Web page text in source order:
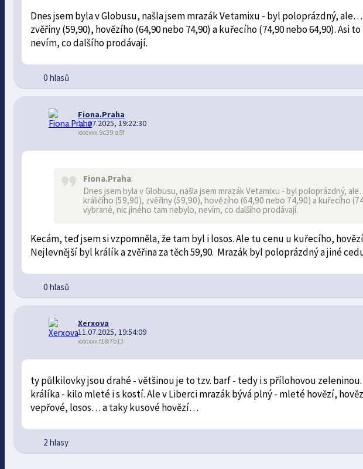
Dnes jsem byla v Globusu, našla jsem mrazák Vetamixu - byl poloprázdný,
zvěřiny (59,90), hovězího (64,90 nebo 74,90) a kuřecího (74,90 nebo 64,90). Asi
nevím, co dalšího prodávají.
0 hlasů
Fiona.Praha
11.07.2025, 19:22:30
xxx:xxx.9c39:a5f
Fiona.Praha:
Dnes jsem byla v Globusu, našla jsem mrazák Vetamixu - byl poloprázdný,
králičího (59,90), zvěřiny (59,90), hovězího (64,90 nebo 74,90) a kuřecího
vybrané, nic jiného tam nebylo, nevím, co dalšího prodávají.
Kecám, teď jsem si vzpomněla, že tam byl i losos. Ale tu cenu u kuřecího,
Nejlevnější byl králík a zvěřina za těch 59,90. Mrazák byl poloprázdný a jiné
0 hlasů
Xerxova
11.07.2025, 19:54:09
xxx:xxx.f18:7b13
ty půlkilovky jsou drahé - většinou je to tzv. barf - tedy i s přílohovou
králíka - kilo mleté i s kostí. Ale v Liberci mrazák bývá plný - mleté hovězí,
vepřové, losos… a taky kusové hovězí…
2 hlasy